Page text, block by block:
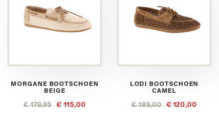
MORGANE BOOTSCHOEN
BEIGE
€ 179,95 € 115,00
LODI BOOTSCHOEN
CAMEL
€ 189,00 € 120,00